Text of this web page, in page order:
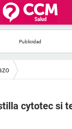
cytotec si